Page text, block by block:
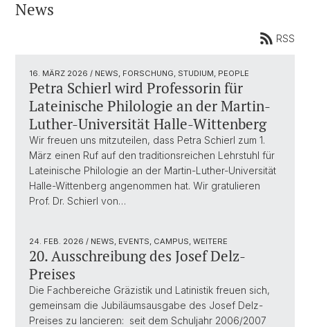
News
RSS
16. MÄRZ 2026 / NEWS, FORSCHUNG, STUDIUM, PEOPLE
Petra Schierl wird Professorin für
Lateinische Philologie an der Martin-
Luther-Universität Halle-Wittenberg
Wir freuen uns mitzuteilen, dass Petra Schierl zum 1.
März einen Ruf auf den traditionsreichen Lehrstuhl für
Lateinische Philologie an der Martin-Luther-Universität
Halle-Wittenberg angenommen hat. Wir gratulieren
Prof. Dr. Schierl von…
24. FEB. 2026 / NEWS, EVENTS, CAMPUS, WEITERE
20. Ausschreibung des Josef Delz-
Preises
Die Fachbereiche Gräzistik und Latinistik freuen sich,
gemeinsam die Jubiläumsausgabe des Josef Delz-
Preises zu lancieren: seit dem Schuljahr 2006/2007